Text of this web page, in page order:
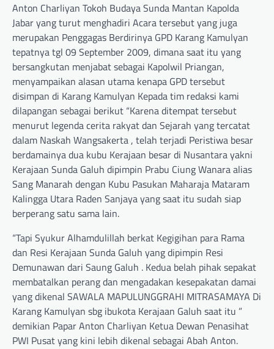
Anton Charliyan Tokoh Budaya Sunda Mantan Kapolda
Jabar yang turut menghadiri Acara tersebut yang juga
merupakan Penggagas Berdirinya GPD Karang Kamulyan
tepatnya tgl 09 September 2009, dimana saat itu yang
bersangkutan menjabat sebagai Kapolwil Priangan,
menyampaikan alasan utama kenapa GPD tersebut
disimpan di Karang Kamulyan Kepada tim redaksi kami
dilapangan sebagai berikut “Karena ditempat tersebut
menurut legenda cerita rakyat dan Sejarah yang tercatat
dalam Naskah Wangsakerta , telah terjadi Peristiwa besar
berdamainya dua kubu Kerajaan besar di Nusantara yakni
Kerajaan Sunda Galuh dipimpin Prabu Ciung Wanara alias
Sang Manarah dengan Kubu Pasukan Maharaja Mataram
Kalingga Utara Raden Sanjaya yang saat itu sudah siap
berperang satu sama lain.
“Tapi Syukur Alhamdulillah berkat Kegigihan para Rama
dan Resi Kerajaan Sunda Galuh yang dipimpin Resi
Demunawan dari Saung Galuh . Kedua belah pihak sepakat
membatalkan perang dan mengadakan kesepakatan damai
yang dikenal SAWALA MAPULUNGGRAHI MITRASAMAYA Di
Karang Kamulyan sbg ibukota Kerajaan Galuh saat itu ”
demikian Papar Anton Charliyan Ketua Dewan Penasihat
PWI Pusat yang kini lebih dikenal sebagai Abah Anton.